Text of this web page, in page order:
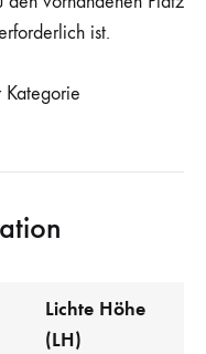
ist.
Lichte Höhe
(LH)